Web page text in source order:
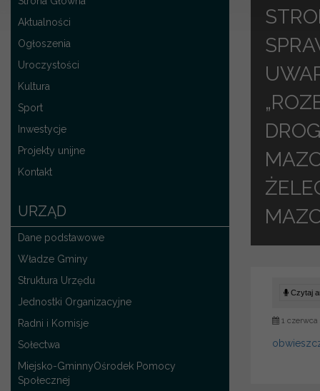
Aktualności
Ogłoszenia
Uroczystości
Kultura
Sport
Inwestycje
Projekty unijne
Kontakt
URZĄD
Dane podstawowe
Władze Gminy
Struktura Urzędu
Jednostki Organizacyjne
Radni i Komisje
Sołectwa
Miejsko-GminnyOśrodek Pomocy
Społecznej
Czytaj
1 czerwca